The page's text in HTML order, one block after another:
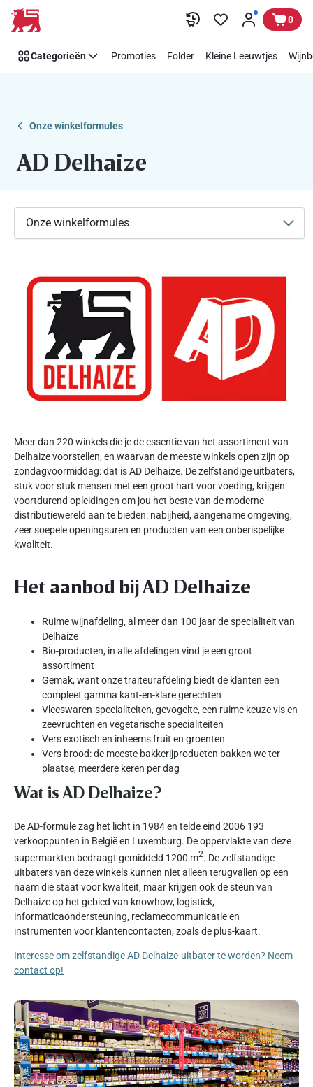
Overslaan
AD
Delhaize
0
Categorieën Promoties Folder Kleine Leeuwtjes
Onze winkelformules
AD Delhaize
Onze winkelformules
Meer dan 220 winkels die je de essentie van het assortiment van
Delhaize voorstellen, en waarvan de meeste winkels open zijn op
zondagvoormiddag: dat is AD Delhaize. De zelfstandige uitbaters,
stuk voor stuk mensen met een groot hart voor voeding, krijgen
voortdurend opleidingen om jou het beste van de moderne
distributiewereld aan te bieden: nabijheid, aangename omgeving,
zeer soepele openingsuren en producten van een onberispelijke
kwaliteit.
Het aanbod bij AD Delhaize
Ruime wijnafdeling, al meer dan 100 jaar de specialiteit van
Delhaize
Bio-producten, in alle afdelingen vind je een groot
assortiment
Gemak, want onze traiteurafdeling biedt de klanten een
compleet gamma kant-en-klare gerechten
Vleeswaren-specialiteiten, gevogelte, een ruime keuze vis en
zeevruchten en vegetarische specialiteiten
Vers exotisch en inheems fruit en groenten
Vers brood: de meeste bakkerijproducten bakken we ter
plaatse, meerdere keren per dag
Wat is AD Delhaize?
De AD-formule zag het licht in 1984 en telde eind 2006 193
verkooppunten in België en Luxemburg. De oppervlakte van deze
supermarkten bedraagt gemiddeld 1200 m2. De zelfstandige
uitbaters van deze winkels kunnen niet alleen terugvallen op een
naam die staat voor kwaliteit, maar krijgen ook de steun van
Delhaize op het gebied van knowhow, logistiek,
informaticaondersteuning, reclamecommunicatie en
instrumenten voor klantencontacten, zoals de plus-kaart.
Interesse om zelfstandige AD Delhaize-uitbater te worden? Neem
contact op!